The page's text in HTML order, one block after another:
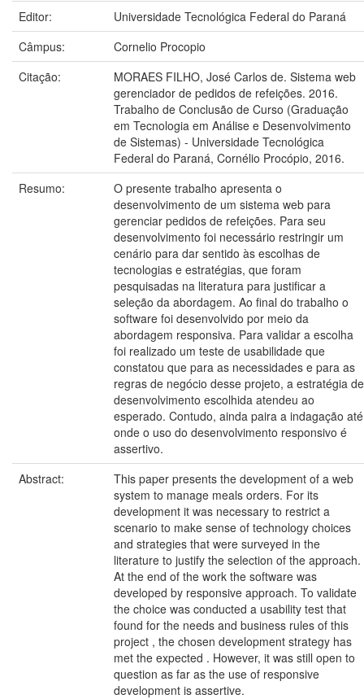
Editor:
Universidade Tecnológica Federal do Paraná
Câmpus:
Cornelio Procopio
Citação:
MORAES FILHO, José Carlos de. Sistema web
gerenciador de pedidos de refeições. 2016.
Trabalho de Conclusão de Curso (Graduação
em Tecnologia em Análise e Desenvolvimento
de Sistemas) - Universidade Tecnológica
Federal do Paraná, Cornélio Procópio, 2016.
Resumo:
O presente trabalho apresenta o
desenvolvimento de um sistema web para
gerenciar pedidos de refeições. Para seu
desenvolvimento foi necessário restringir um
cenário para dar sentido às escolhas de
tecnologias e estratégias, que foram
pesquisadas na literatura para justificar a
seleção da abordagem. Ao final do trabalho o
software foi desenvolvido por meio da
abordagem responsiva. Para validar a escolha
foi realizado um teste de usabilidade que
constatou que para as necessidades e para as
regras de negócio desse projeto, a estratégia de
desenvolvimento escolhida atendeu ao
esperado. Contudo, ainda paira a indagação até
onde o uso do desenvolvimento responsivo é
assertivo.
Abstract:
This paper presents the development of a web
system to manage meals orders. For its
development it was necessary to restrict a
scenario to make sense of technology choices
and strategies that were surveyed in the
literature to justify the selection of the approach.
At the end of the work the software was
developed by responsive approach. To validate
the choice was conducted a usability test that
found for the needs and business rules of this
project , the chosen development strategy has
met the expected . However, it was still open to
question as far as the use of responsive
development is assertive.